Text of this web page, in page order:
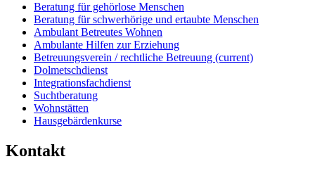
Beratung für gehörlose Menschen
Beratung für schwerhörige und ertaubte Menschen
Ambulant Betreutes Wohnen
Ambulante Hilfen zur Erziehung
Betreuungsverein / rechtliche Betreuung (current)
Dolmetschdienst
Integrationsfachdienst
Suchtberatung
Wohnstätten
Hausgebärdenkurse
Kontakt